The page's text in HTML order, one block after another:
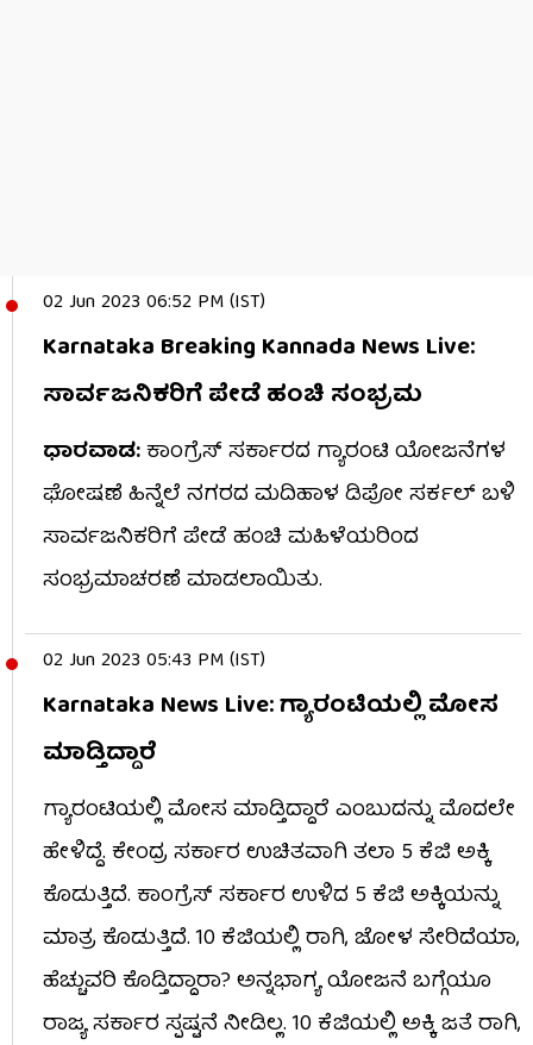
02 Jun 2023 06:52 PM (IST)
Karnataka Breaking Kannada News Live:
ಸಾರ್ವಜನಿಕರಿಗೆ ಪೇಡೆ ಹಂಚಿ ಸಂಭ್ರಮ
ಧಾರವಾಡ:ಕಾಂಗ್ರೆಸ್​ ಸರ್ಕಾರದ ಗ್ಯಾರಂಟಿ ಯೋಜನೆಗಳ
ಘೋಷಣೆ ಹಿನ್ನೆಲೆ ನಗರದ ಮದಿಹಾಳ ಡಿಪೋ ಸರ್ಕಲ್ ಬಳಿ
ಸಾರ್ವಜನಿಕರಿಗೆ ಪೇಡೆ ಹಂಚಿ ಮಹಿಳೆಯರಿಂದ
ಸಂಭ್ರಮಾಚರಣೆ ಮಾಡಲಾಯಿತು.
02 Jun 2023 05:43 PM (IST)
Karnataka News Live: ಗ್ಯಾರಂಟಿಯಲ್ಲಿ ಮೋಸ
ಮಾಡ್ತಿದ್ದಾರೆ
ಗ್ಯಾರಂಟಿಯಲ್ಲಿ ಮೋಸ ಮಾಡ್ತಿದ್ದಾರೆ ಎಂಬುದನ್ನು ಮೊದಲೇ
ಹೇಳಿದ್ದೆ. ಕೇಂದ್ರ ಸರ್ಕಾರ ಉಚಿತವಾಗಿ ತಲಾ 5 ಕೆಜಿ ಅಕ್ಕಿ
ಕೊಡುತ್ತಿದೆ. ಕಾಂಗ್ರೆಸ್​ ಸರ್ಕಾರ ಉಳಿದ 5 ಕೆಜಿ ಅಕ್ಕಿಯನ್ನು
ಮಾತ್ರ ಕೊಡುತ್ತಿದೆ. 10 ಕೆಜಿಯಲ್ಲಿ ರಾಗಿ, ಜೋಳ ಸೇರಿದೆಯಾ,
ಹೆಚ್ಚುವರಿ ಕೊಡ್ತಿದ್ದಾರಾ? ಅನ್ನಭಾಗ್ಯ ಯೋಜನೆ ಬಗ್ಗೆಯೂ
ರಾಜ್ಯ ಸರ್ಕಾರ ಸ್ಪಷ್ಟನೆ ನೀಡಿಲ್ಲ. 10 ಕೆಜಿಯಲ್ಲಿ ಅಕ್ಕಿ ಜತೆ ರಾಗಿ,